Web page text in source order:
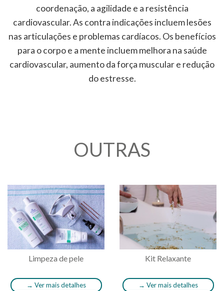
coordenação, a agilidade e a resistência
cardiovascular. As contra indicações incluem lesões
nas articulações e problemas cardíacos. Os benefícios
para o corpo e a mente incluem melhora na saúde
cardiovascular, aumento da força muscular e redução
do estresse.
OUTRAS
Limpeza de pele
→ Ver mais detalhes
Kit Relaxante
→ Ver mais detalhes